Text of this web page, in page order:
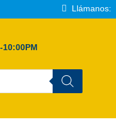
Llámanos:
10:00PM